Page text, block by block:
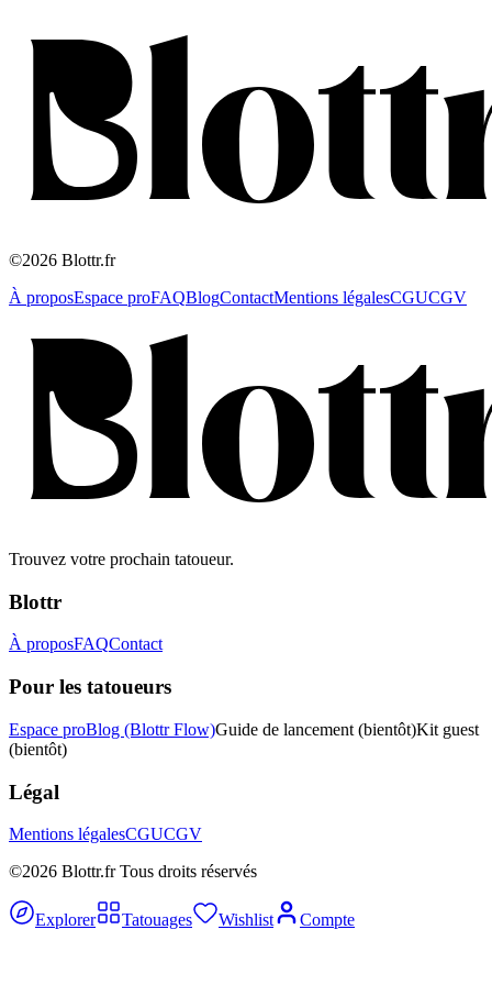
©2026 Blottr.fr
À proposEspace proFAQBlogContactMentions légalesCGUCGV
Trouvez votre prochain tatoueur.
Blottr
À proposFAQContact
Pour les tatoueurs
Espace proBlog (Blottr Flow)Guide de lancement (bientôt)Kit guest
(bientôt)
Légal
Mentions légalesCGUCGV
©2026 Blottr.fr Tous droits réservés
Explorer Tatouages Wishlist Compte